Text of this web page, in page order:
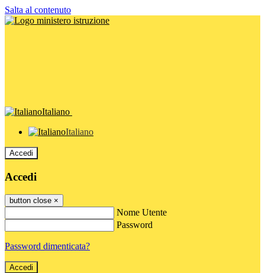
Salta al contenuto
Italiano
Italiano
Accedi
Accedi
button close ×
Nome Utente
Password
Password dimenticata?